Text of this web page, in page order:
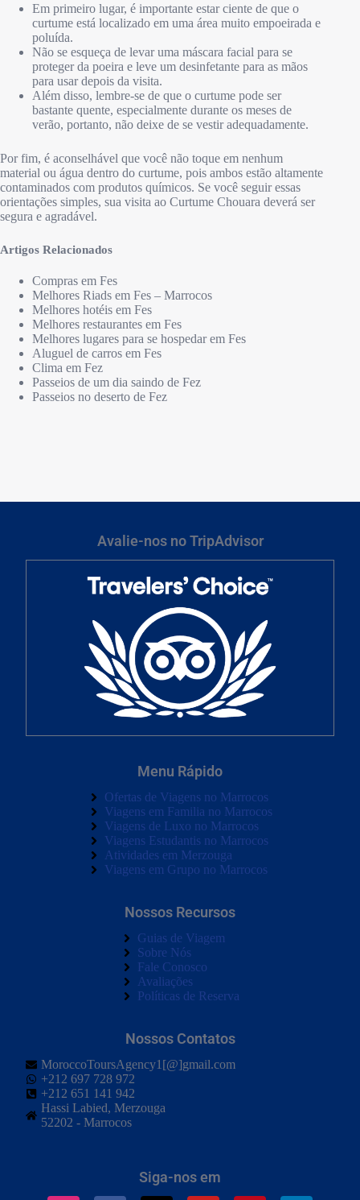
Em primeiro lugar, é importante estar ciente de que o
curtume está localizado em uma área muito empoeirada e
poluída.
Não se esqueça de levar uma máscara facial para se
proteger da poeira e leve um desinfetante para as mãos
para usar depois da visita.
Além disso, lembre-se de que o curtume pode ser
bastante quente, especialmente durante os meses de
verão, portanto, não deixe de se vestir adequadamente.
Por fim, é aconselhável que você não toque em nenhum
material ou água dentro do curtume, pois ambos estão altamente
contaminados com produtos químicos. Se você seguir essas
orientações simples, sua visita ao Curtume Chouara deverá ser
segura e agradável.
Artigos Relacionados
Compras em Fes
Melhores Riads em Fes – Marrocos
Melhores hotéis em Fes
Melhores restaurantes em Fes
Melhores lugares para se hospedar em Fes
Aluguel de carros em Fes
Clima em Fez
Passeios de um dia saindo de Fez
Passeios no deserto de Fez
Avalie-nos no TripAdvisor
Menu Rápido
Ofertas de Viagens no Marrocos
Viagens em Familia no Marrocos
Viagens de Luxo no Marrocos
Viagens Estudantis no Marrocos
Atividades em Merzouga
Viagens em Grupo no Marrocos
Nossos Recursos
Guias de Viagem
Sobre Nós
Fale Conosco
Avaliações
Políticas de Reserva
Nossos Contatos
MoroccoToursAgency1[@]gmail.com
+212 697 728 972
+212 651 141 942
Hassi Labied, Merzouga
52202 - Marrocos
Siga-nos em